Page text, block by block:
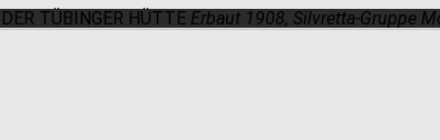
TÜBINGER HÜTTE Erbaut 1908, Silvretta-Gruppe